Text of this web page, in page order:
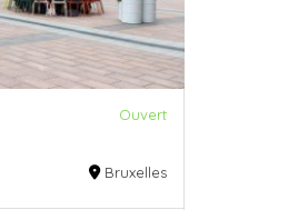
Ouvert
Bruxelles